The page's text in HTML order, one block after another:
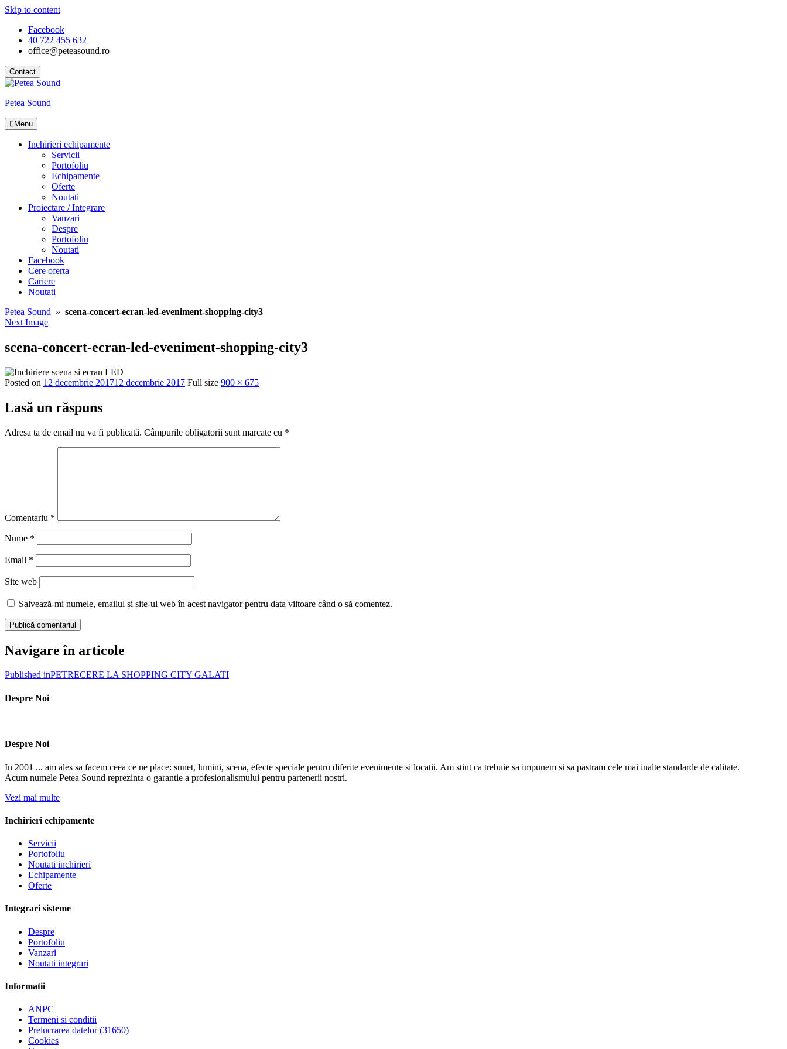
Skip to content
Facebook
40 722 455 632
office@peteasound.ro
Contact
Petea Sound
Menu
Inchirieri echipamente
Servicii
Portofoliu
Echipamente
Oferte
Noutati
Proiectare / Integrare
Vanzari
Despre
Portofoliu
Noutati
Facebook
Cere oferta
Cariere
Noutati
Petea Sound » scena-concert-ecran-led-eveniment-shopping-city3
Next Image
scena-concert-ecran-led-eveniment-shopping-city3
Posted on 12 decembrie 201712 decembrie 2017 Full size 900 × 675
Lasă un răspuns
Adresa ta de email nu va fi publicată. Câmpurile obligatorii sunt marcate cu *
Comentariu *
Nume *
Email *
Site web
Salvează-mi numele, emailul și site-ul web în acest navigator pentru data viitoare când o să comentez.
Navigare în articole
Published inPETRECERE LA SHOPPING CITY GALATI
Despre Noi
Despre Noi
In 2001 ... am ales sa facem ceea ce ne place: sunet, lumini, scena, efecte speciale pentru diferite evenimente si locatii. Am stiut ca trebuie sa impunem si sa pastram cele mai inalte standarde de calitate.
Acum numele Petea Sound reprezinta o garantie a profesionalismului pentru partenerii nostri.
Vezi mai multe
Inchirieri echipamente
Servicii
Portofoliu
Noutati inchirieri
Echipamente
Oferte
Integrari sisteme
Despre
Portofoliu
Vanzari
Noutati integrari
Informatii
ANPC
Termeni si conditii
Prelucrarea datelor (31650)
Cookies